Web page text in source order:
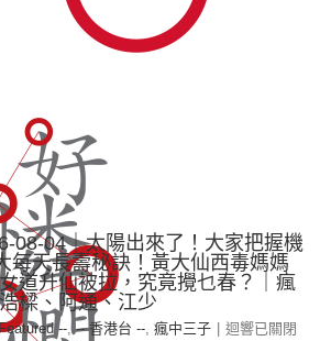
08-04｜太陽出來了！大家把握機
每天長壽秘訣！黃大仙西毒媽媽
道升仙被拉，究竟攪乜春？｜瘋
樑、阿通、江少
--,-- 香港台 --, 瘋中三子 迴響已關閉